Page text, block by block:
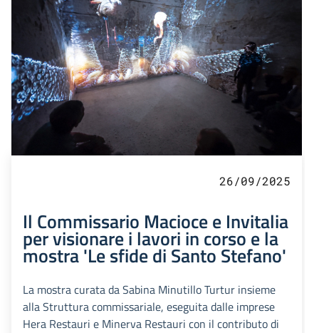
26/09/2025
Il Commissario Macioce e Invitalia
per visionare i lavori in corso e la
mostra 'Le sfide di Santo Stefano'
La mostra curata da Sabina Minutillo Turtur insieme
alla Struttura commissariale, eseguita dalle imprese
Hera Restauri e Minerva Restauri con il contributo di